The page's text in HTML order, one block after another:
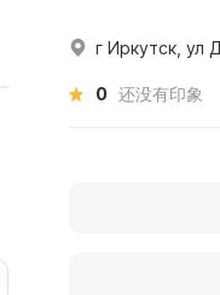
г Иркутск, ул
0 还没有印象